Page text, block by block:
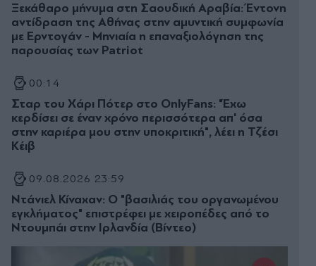
Ξεκάθαρο µήνυµα στη Σαουδική Αραβία: Έντονη
αντίδραση της Αθήνας στην αµυντική συµφωνία
µε Ερντογάν - Μηνιαία η επαναξιολόγηση της
παρουσίας των Patriot
00:14
Σταρ του Χάρι Πότερ στο OnlyFans: "Έχω
κερδίσει σε έναν χρόνο περισσότερα απ' όσα
στην καριέρα μου στην υποκριτική", λέει η Τζέσι
Κέιβ
09.08.2026 23:59
Ντάνιελ Κίναχαν: Ο "βασιλιάς του οργανωμένου
εγκλήματος" επιστρέφει με χειροπέδες από το
Ντουμπάι στην Ιρλανδία (Βίντεο)